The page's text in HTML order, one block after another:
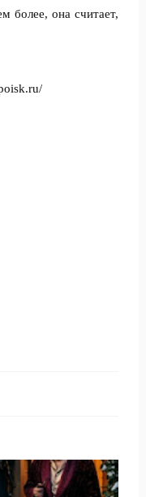
более, она считает,